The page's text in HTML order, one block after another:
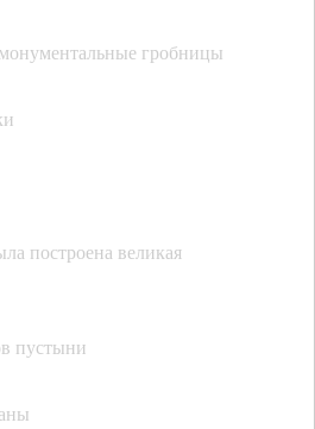
гробницы
построена великая
пустыни